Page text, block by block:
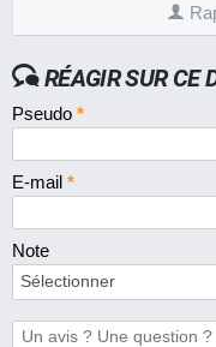
RÉAGIR SUR CE
Pseudo *
E-mail *
Note